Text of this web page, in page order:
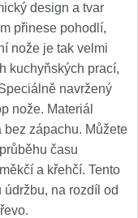
design a tvar
přinese pohodlí,
nože je tak velmi
kuchyňských prací,
navržený
nože. Materiál
bez zápachu. Můžete
času
a křehčí. Tento
na rozdíl od